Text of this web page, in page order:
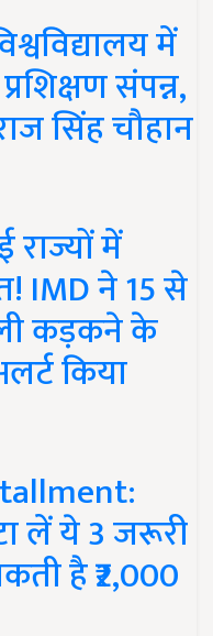
में
संपन्न,
सिंह चौहान
में
IMD ने 15 से
कड़कने के
किया
लें ये 3 जरूरी
है ₹2,000